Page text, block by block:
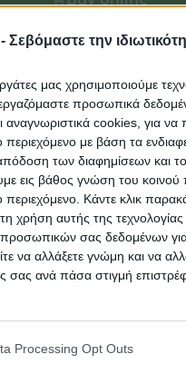
Σεβόμαστε την
μας χρησιμοποιούμε
προσωπικά
αναγνωριστικά cookies, για
περιεχόμενο με βάση τα
των διαφημίσεων και
εις βάθος γνώση του κοινού
περιεχόμενο. Κάντε κλικ
χρήση αυτής της τεχνολογίας
σας δεδομένων
να αλλάξετε γνώμη και να
σας ανά πάσα στιγμή
website/app uses one or
store information including
Processing Opt Outs
(Secondary Education)
12, Sami
Tuition Centres
findTuition Centres
map to find the exact
wherever you are.